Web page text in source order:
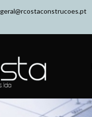
geral@rcostaconstrucoes.pt